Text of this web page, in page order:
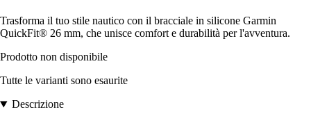
Trasforma il tuo stile nautico con il bracciale in silicone Garmin
QuickFit® 26 mm, che unisce comfort e durabilità per l'avventura.
Prodotto non disponibile
Tutte le varianti sono esaurite
Descrizione